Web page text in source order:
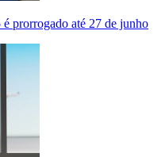
prorrogado até 27 de junho